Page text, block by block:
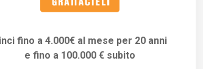
fino a 4.000€ al mese per 20 anni
e fino a 100.000 € subito